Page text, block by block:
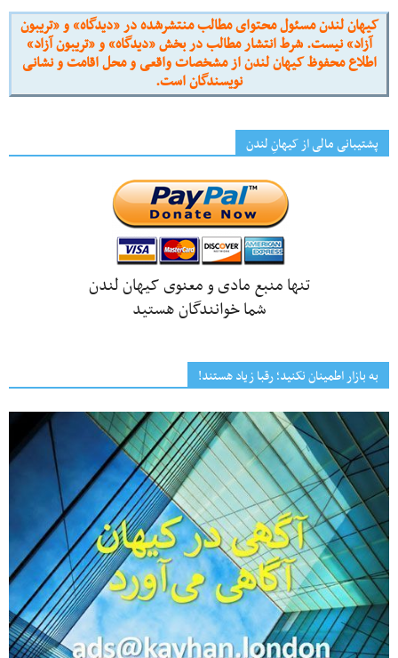
کیهان لندن مسئول محتوای مطالب منتشرشده در «دیدگاه» و «تریبون
آزاد» نیست. شرط انتشار مطالب در بخش «دیدگاه» و «تریبون آزاد»
اطلاع محفوظ کیهان لندن از مشخصات واقعی و محل اقامت و نشانی
نویسندگان است.
پشتیبانی مالی از کیهانِ لندن
تنها منبع مادی و معنوی کیهان لندن
شما خوانندگان هستید
به بازار اطمینان نکنید؛ رقبا زیاد هستند!